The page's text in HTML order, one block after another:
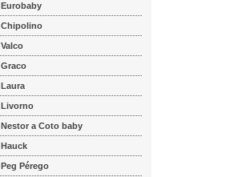
Eurobaby
Chipolino
Valco
Graco
Laura
Livorno
Nestor a Coto baby
Hauck
Peg Pérego